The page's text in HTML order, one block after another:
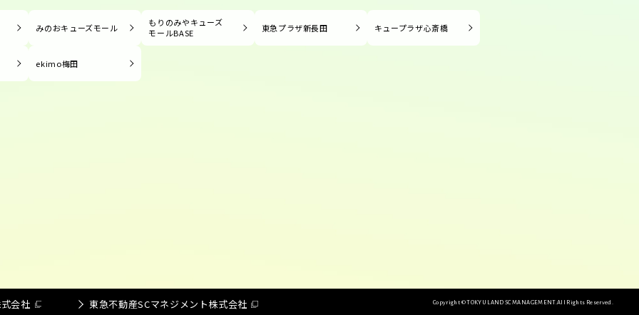
みのおキューズモール
もりのみやキューズ
モールBASE
東急プラザ新長田 キュープラザ心斎橋
ekimo梅田
会社 東急不動産SCマネジメント株式会社 Copyright © TOKYU LAND SC MANAGEMENT.All Rights Reserved.